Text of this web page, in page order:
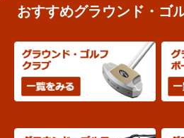
おすすめグラウンド・ゴ